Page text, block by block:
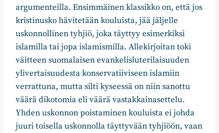
argumenteilla. Ensimmäinen klassikko on, että jos
kristinusko hävitetään kouluista, jää jäljelle
uskonnollinen tyhjiö, joka täyttyy esimerkiksi
islamilla tai jopa islamismilla. Allekirjoitan toki
väitteen suomalaisen evankelisluterilaisuuden
ylivertaisuudesta konservatiiviseen islamiin
verrattuna, mutta silti kyseessä on niin sanottu
väärä dikotomia eli väärä vastakkainasettelu.
Yhden uskonnon poistaminen kouluista ei johda
juuri toisella uskonnolla täyttyvään tyhjiöön, vaan